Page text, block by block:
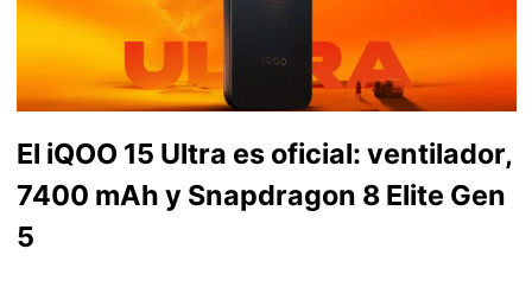
El iQOO 15 Ultra es oficial: ventilador,
7400 mAh y Snapdragon 8 Elite Gen
5